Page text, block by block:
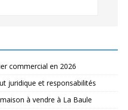
commercial en 2026
juridique et responsabilités
à vendre à La Baule